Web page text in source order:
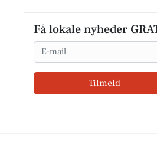
Få lokale nyheder
Email
Tilmeld